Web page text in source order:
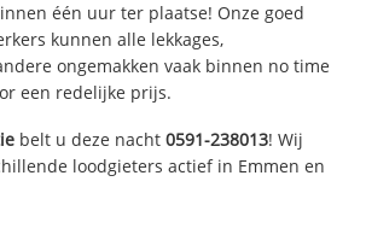
één uur ter plaatse! Onze goed
kunnen alle lekkages,
ongemakken vaak binnen no time
een redelijke prijs.
belt u deze nacht0591-238013! Wij
loodgieters actief in Emmen en